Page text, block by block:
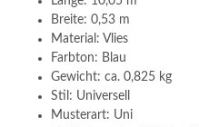
Breite: 0,53 m
Material: Vlies
Farbton: Blau
Gewicht: ca. 0,825 kg
Stil: Universell
Musterart: Uni